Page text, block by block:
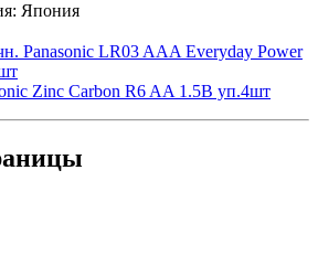
Япония
Panasonic LR03 AAA Everyday Power
Zinc Carbon R6 AA 1.5B уп.4шт